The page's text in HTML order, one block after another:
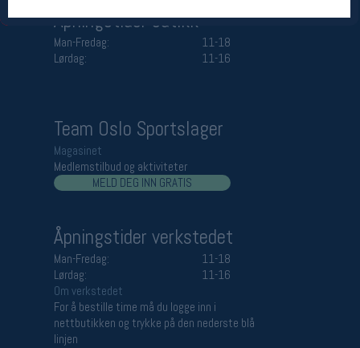
Åpningstider butikk
Man-Fredag:
11-18
Lørdag:
11-16
Team Oslo Sportslager
Magasinet
Medlemstilbud og aktiviteter
MELD DEG INN GRATIS
Åpningstider verkstedet
Man-Fredag:
11-18
Lørdag:
11-16
Om verkstedet
For å bestille time må du logge inn i
nettbutikken og trykke på den nederste blå
linjen